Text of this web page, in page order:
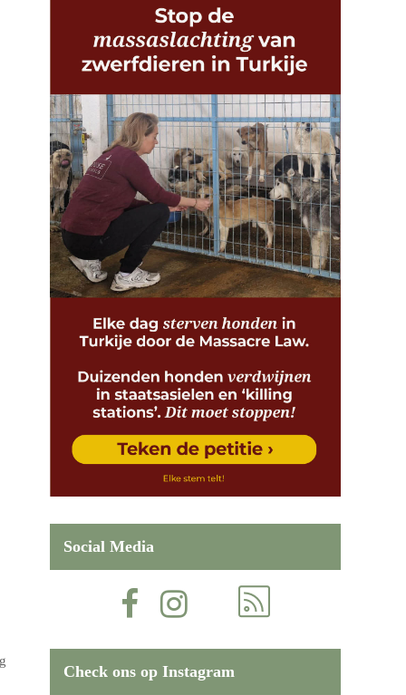
Social Media
Check ons op Instagram